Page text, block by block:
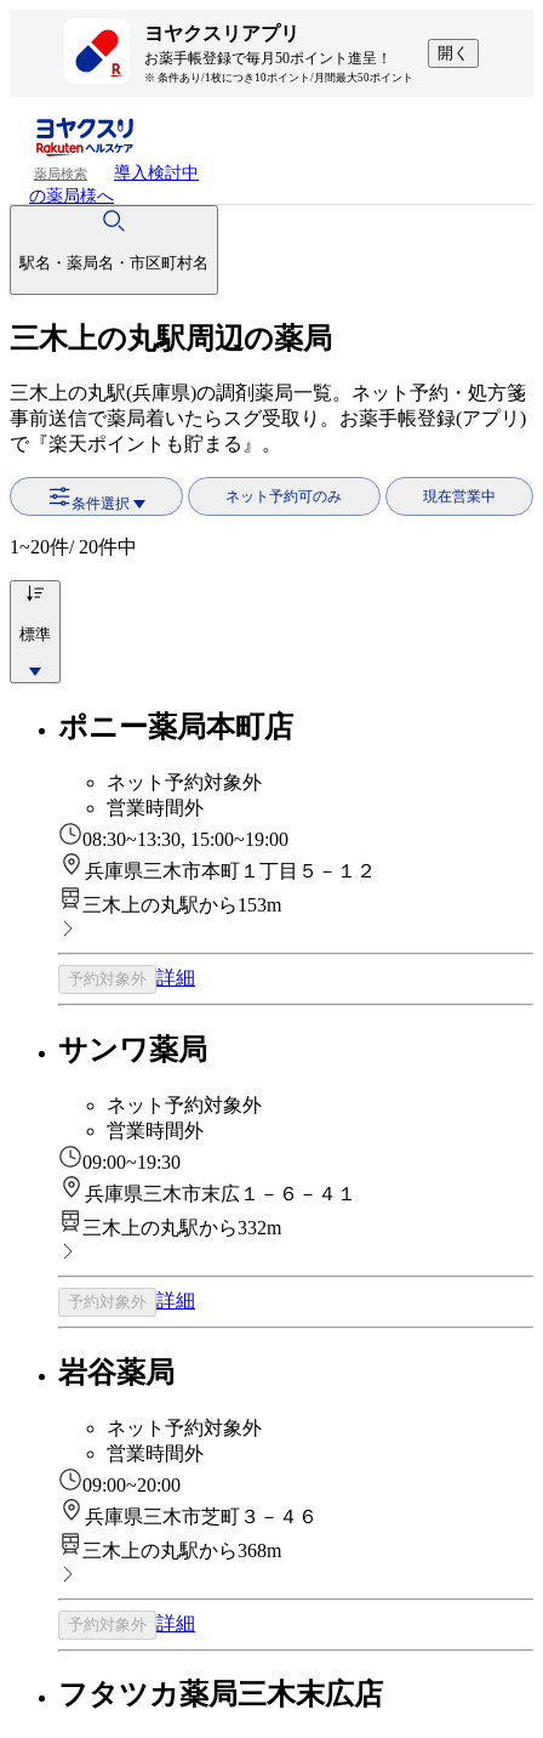
ヨヤクスリアプリ
お薬手帳登録で毎月50ポイント進呈！
※ 条件あり/1枚につき10ポイント/月間最大50ポイント
開く
薬局検索
導入検討中
の薬局様へ
駅名・薬局名・市区町村名
三木上の丸駅周辺の薬局
三木上の丸駅(兵庫県)の調剤薬局一覧。ネット予約・処方箋
事前送信で薬局着いたらスグ受取り。お薬手帳登録(アプリ)
で『楽天ポイントも貯まる』。
条件選択 ネット予約可のみ 現在営業中
1~20件/ 20件中
標準
ポニー薬局本町店
ネット予約対象外
営業時間外
08:30~13:30, 15:00~19:00
兵庫県三木市本町１丁目５－１２
三木上の丸駅から153m
予約対象外 詳細
サンワ薬局
ネット予約対象外
営業時間外
09:00~19:30
兵庫県三木市末広１－６－４１
三木上の丸駅から332m
予約対象外 詳細
岩谷薬局
ネット予約対象外
営業時間外
09:00~20:00
兵庫県三木市芝町３－４６
三木上の丸駅から368m
予約対象外 詳細
フタツカ薬局三木末広店